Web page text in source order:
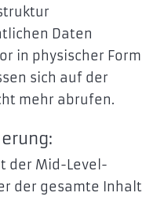
Daten
in physischer Form
sich auf der
mehr abrufen.
der Mid-Level-
der gesamte Inhalt